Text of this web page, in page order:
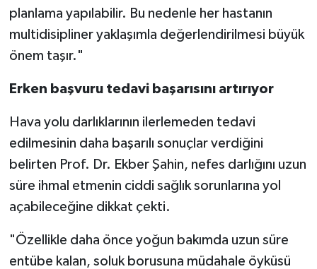
planlama yapılabilir. Bu nedenle her hastanın
multidisipliner yaklaşımla değerlendirilmesi büyük
önem taşır."
Erken başvuru tedavi başarısını artırıyor
Hava yolu darlıklarının ilerlemeden tedavi
edilmesinin daha başarılı sonuçlar verdiğini
belirten Prof. Dr. Ekber Şahin, nefes darlığını uzun
süre ihmal etmenin ciddi sağlık sorunlarına yol
açabileceğine dikkat çekti.
"Özellikle daha önce yoğun bakımda uzun süre
entübe kalan, soluk borusuna müdahale öyküsü